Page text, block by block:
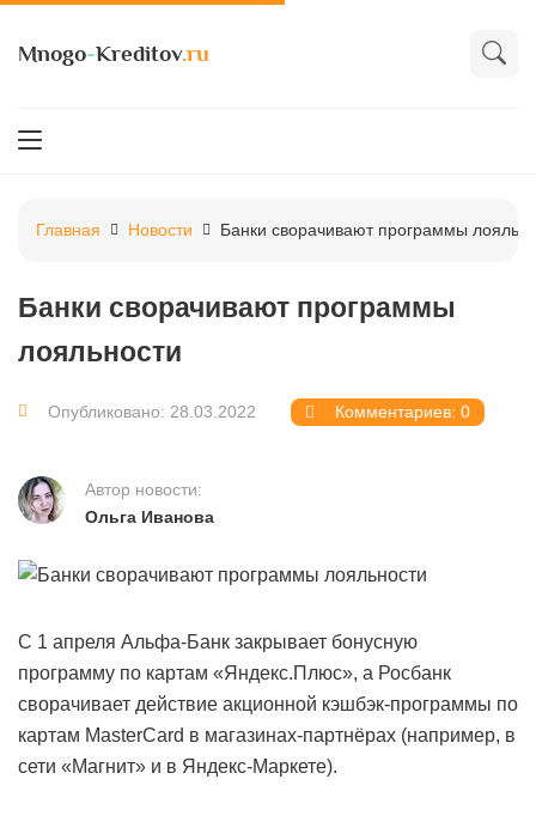
Mnogo-Kreditov.ru
Главная Новости Банки сворачивают программы
Банки сворачивают программы
лояльности
Опубликовано: 28.03.2022 Комментариев: 0
Автор новости:
Ольга Иванова
С 1 апреля Альфа-Банк закрывает бонусную
программу по картам «Яндекс.Плюс», а Росбанк
сворачивает действие акционной кэшбэк-программы по
картам MasterCard в магазинах-партнёрах (например, в
сети «Магнит» и в Яндекс-Маркете).